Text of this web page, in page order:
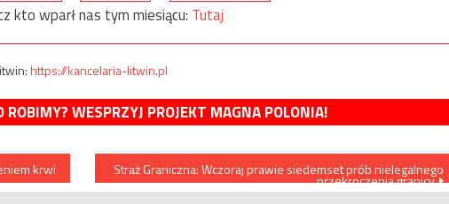
kto wparł nas tym miesiącu: Tutaj
https://kancelaria-litwin.pl
ROBIMY? WESPRZYJ PROJEKT MAGNA POLONIA!
krwi Straż Graniczna: Wczoraj prawie siedemset prób nielegalnego
przekroczenia granicy